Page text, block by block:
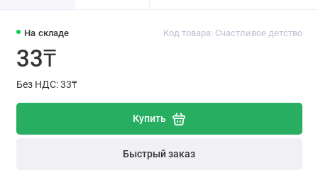
На складе Код товара: Счастливое детство
33₸
Без НДС: 33₸
Купить
Быстрый заказ